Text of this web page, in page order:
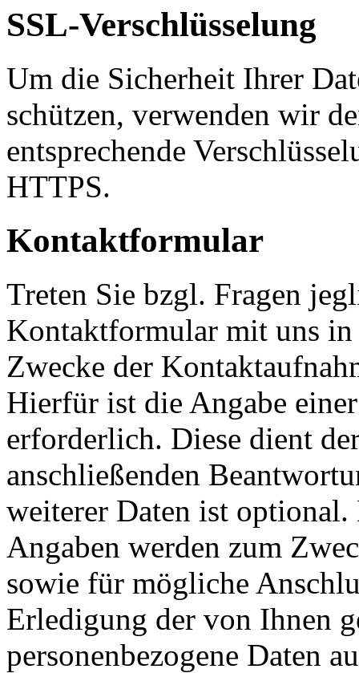
SSL-Verschlüsselung
Um die Sicherheit Ihrer
schützen, verwenden wir
entsprechende
HTTPS.
Kontaktformular
Treten Sie bzgl. Fragen
Kontaktformular mit uns
Zwecke der
Hierfür ist die Angabe
erforderlich. Diese dient
anschließenden
weiterer Daten ist
Angaben werden zum
sowie für mögliche
Erledigung der von Ihnen
personenbezogene Daten